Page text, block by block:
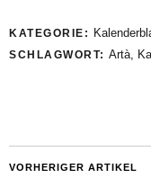
KATEGORIE:
SCHLAGWORT: Artà,
VORHERIGER ARTIKEL